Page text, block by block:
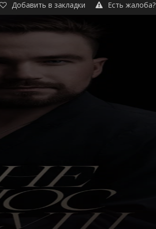
Добавить в закладки Есть жалоба?